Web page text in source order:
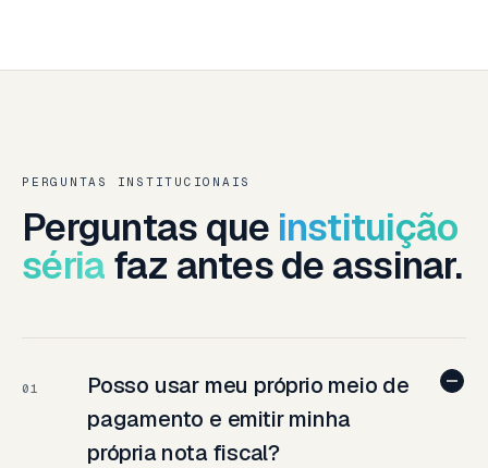
PERGUNTAS INSTITUCIONAIS
Perguntas que instituição
séria faz antes de assinar.
01
Posso usar meu próprio meio de
pagamento e emitir minha
própria nota fiscal?